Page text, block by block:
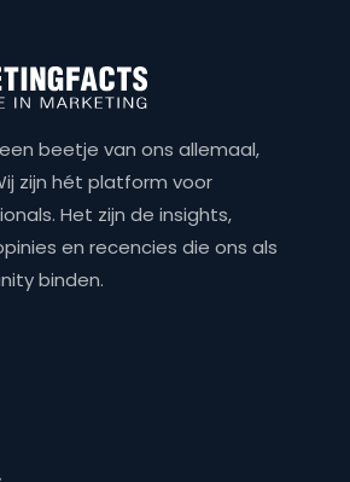
beetje van ons allemaal,
zijn hét platform voor
Het zijn de insights,
en recencies die ons als
binden.